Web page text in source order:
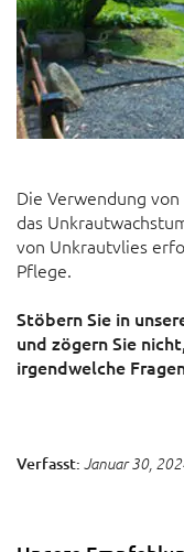
Die Verwendung von
das
von Unkrautvlies
Pflege.
Stöbern Sie in
und zögern Sie
irgendwelche
Verfasst: Januar 30,